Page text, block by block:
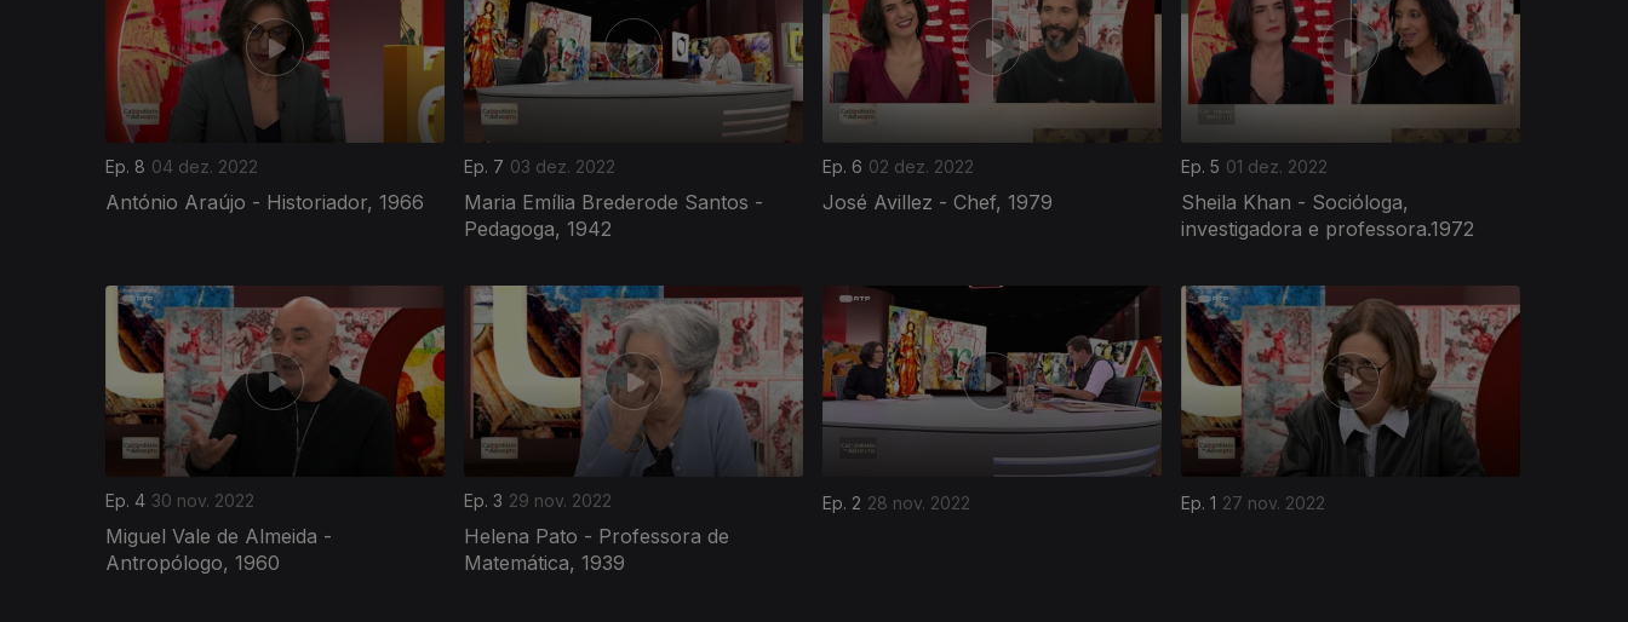
Ep. 8 04 dez. 2022
António Araújo - Historiador, 1966
Ep. 7 03 dez. 2022
Maria Emília Brederode Santos -
Pedagoga, 1942
Ep. 6 02 dez. 2022
José Avillez - Chef, 1979
Ep. 5 01 dez. 2022
Sheila Khan - Socióloga,
investigadora e professora.1972
Ep. 4 30 nov. 2022
Miguel Vale de Almeida -
Antropólogo, 1960
Ep. 3 29 nov. 2022
Helena Pato - Professora de
Matemática, 1939
Ep. 2 28 nov. 2022 Ep. 1 27 nov. 2022
655860